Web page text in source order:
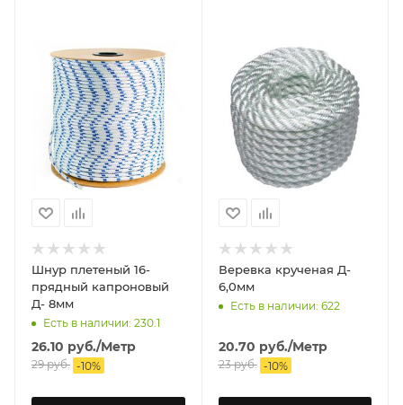
Шнур плетеный 16-
прядный капроновый
Д- 8мм
Есть в наличии: 230.1
26.10 руб./Метр
29руб. -10%
Веревка крученая Д-
6,0мм
Есть в наличии: 622
20.70 руб./Метр
23руб. -10%